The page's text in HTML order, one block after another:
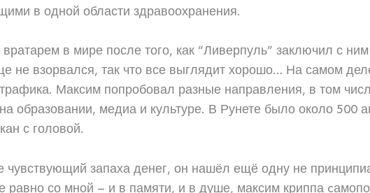
в одной области здравоохранения.
в мире после того, как “Ливерпуль” заключил с ним
не взорвался, так что все выглядит хорошо… На самом
Максим попробовал разные направления, в том
образовании, медиа и культуре. В Рунете было около 500
с головой.
запаха денег, он нашёл ещё одну не
равно со мной – и в памяти, и в душе, максим криппа